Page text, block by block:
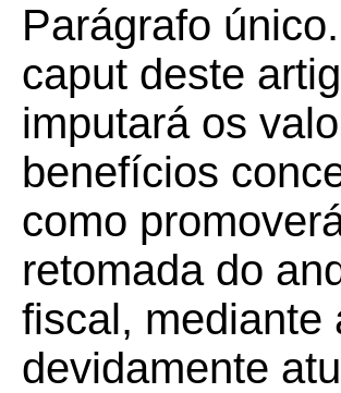
Parágrafo
caput deste
imputará os
benefícios
como
retomada do
fiscal, mediante
devidamente